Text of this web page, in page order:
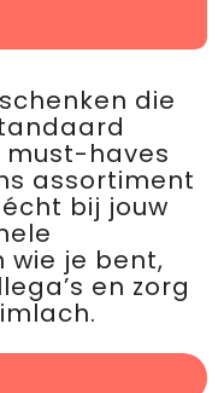
die
must-haves
assortiment
bij jouw
wie je bent,
en zorg